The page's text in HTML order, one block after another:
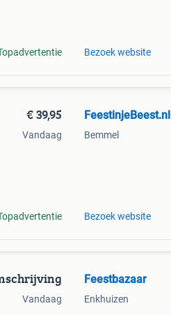
Bezoek website
€ 39,95
Vandaag
FeestinjeBeest.nl
Bemmel
Bezoek website
Vandaag
Feestbazaar
Enkhuizen